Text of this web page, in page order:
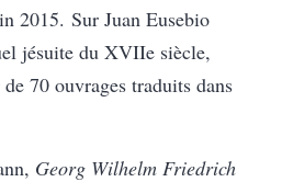
2015. Sur Juan Eusebio
jésuite du XVIIe siècle,
70 ouvrages traduits dans
Georg Wilhelm Friedrich